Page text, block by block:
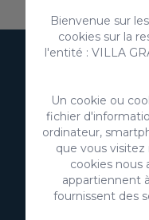
Au sujet de
Bienvenue sur
cookies sur la
l'entité : VILLA
Un cookie ou
fichier
ordinateur,
que vous
cookies nous
appartiennent
fournissent des